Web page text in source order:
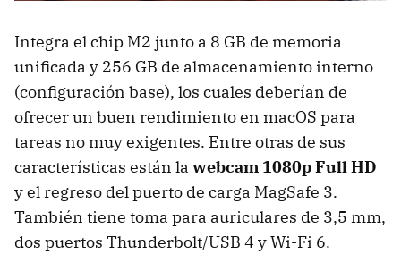
Integra el chip M2 junto a 8 GB de memoria
unificada y 256 GB de almacenamiento interno
(configuración base), los cuales deberían de
ofrecer un buen rendimiento en macOS para
tareas no muy exigentes. Entre otras de sus
características están la webcam 1080p Full HD
y el regreso del puerto de carga MagSafe 3.
También tiene toma para auriculares de 3,5 mm,
dos puertos Thunderbolt/USB 4 y Wi-Fi 6.